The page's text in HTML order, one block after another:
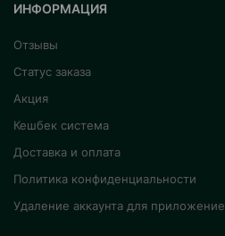
ИНФОРМАЦИЯ
Отзывы
Статус заказа
Акция
Кешбек система
Доставка и оплата
Политика конфиденциальности
Удаление аккаунта для приложение